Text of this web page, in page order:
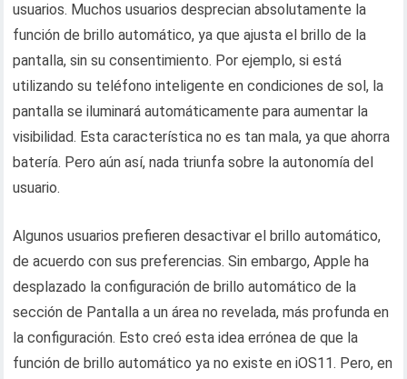
usuarios. Muchos usuarios desprecian absolutamente la
función de brillo automático, ya que ajusta el brillo de la
pantalla, sin su consentimiento. Por ejemplo, si está
utilizando su teléfono inteligente en condiciones de sol, la
pantalla se iluminará automáticamente para aumentar la
visibilidad. Esta característica no es tan mala, ya que ahorra
batería. Pero aún así, nada triunfa sobre la autonomía del
usuario.
Algunos usuarios prefieren desactivar el brillo automático,
de acuerdo con sus preferencias. Sin embargo, Apple ha
desplazado la configuración de brillo automático de la
sección de Pantalla a un área no revelada, más profunda en
la configuración. Esto creó esta idea errónea de que la
función de brillo automático ya no existe en iOS11. Pero, en